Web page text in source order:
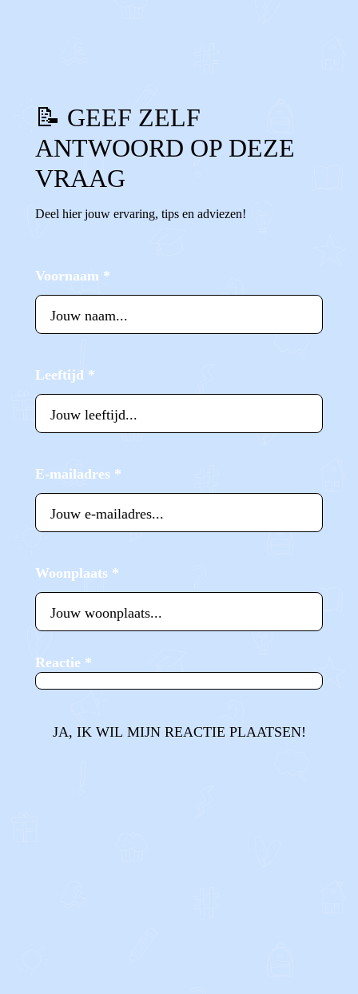
📝 GEEF ZELF
ANTWOORD OP DEZE
VRAAG
Deel hier jouw ervaring, tips en adviezen!
Voornaam *
Leeftijd *
E-mailadres *
Woonplaats *
Reactie *
JA, IK WIL MIJN REACTIE PLAATSEN!